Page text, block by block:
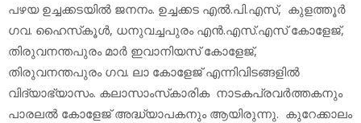
പഴയ ഉച്ചക്കടയില്‍ ജനനം. ഉച്ചക്കട എല്‍.പി.എസ്, കുളത്തൂര്‍
ഗവ. ഹൈസ്‌കൂള്‍, ധനുവച്ചപുരം എന്‍.എസ്.എസ് കോളേജ്,
തിരുവനന്തപുരം മാര്‍ ഇവാനിയസ് കോളേജ്,
തിരുവനന്തപുരം ഗവ. ലാ കോളേജ് എന്നിവിടങ്ങളില്‍
വിദ്യാഭ്യാസം. കലാസാംസ്‌കാരിക നാടകപ്രവര്‍ത്തകനും
പാരലല്‍ കോളേജ് അദ്ധ്യാപകനും ആയിരുന്നു. കുറേക്കാലം